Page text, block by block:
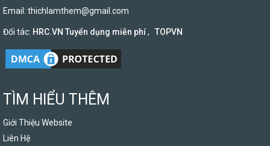
Email: thichlamthem@gmail.com
Đối tác: HRC.VN Tuyển dụng miễn phí, TOPVN
TÌM HIỂU THÊM
Giới Thiệu Website
Liên Hệ